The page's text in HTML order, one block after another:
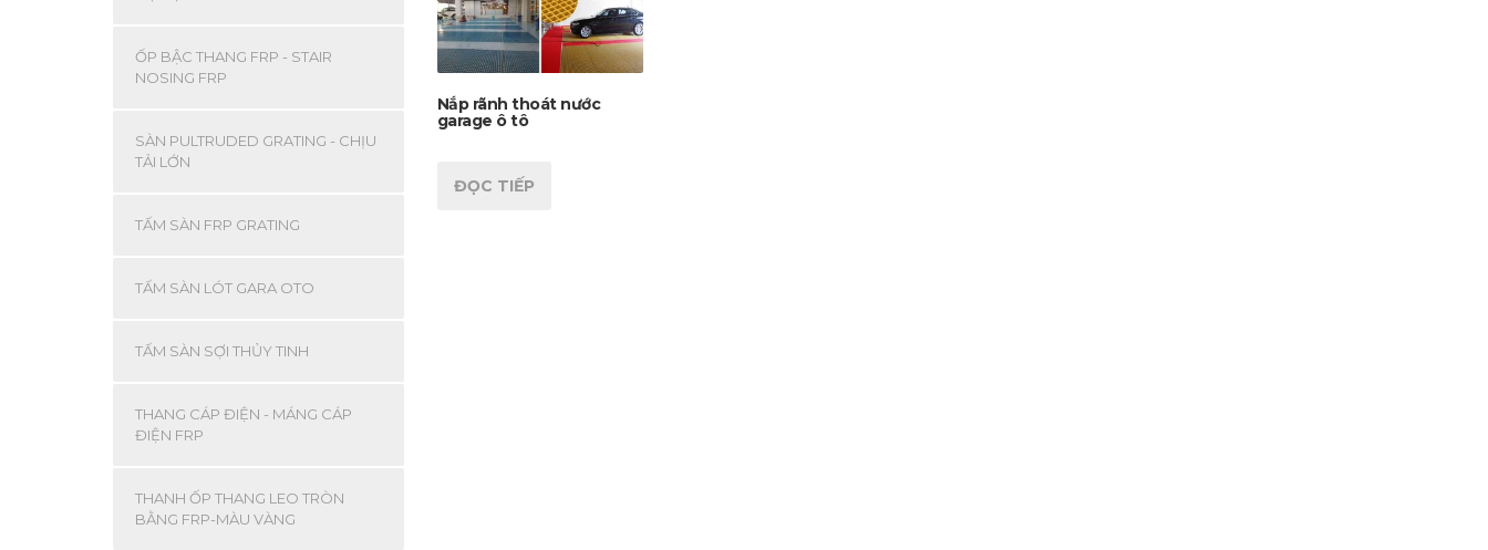
Nắp rãnh thoát nước
garage ô tô
ĐỌC TIẾP
ỐP BẬC THANG FRP - STAIR
NOSING FRP
SÀN PULTRUDED GRATING - CHỊU
TẢI LỚN
TẤM SÀN FRP GRATING
TẤM SÀN LÓT GARA OTO
TẤM SÀN SỢI THỦY TINH
THANG CÁP ĐIỆN - MÁNG CÁP
ĐIỆN FRP
THANH ỐP THANG LEO TRÒN
BẰNG FRP-MÀU VÀNG